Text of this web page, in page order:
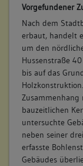
Vorgefundener
Nach dem
erbaut, handelt
um den
Hussenstraße
bis auf das
bauzeitlichen
untersuchte
neben seiner
erfasste
Gebäudes